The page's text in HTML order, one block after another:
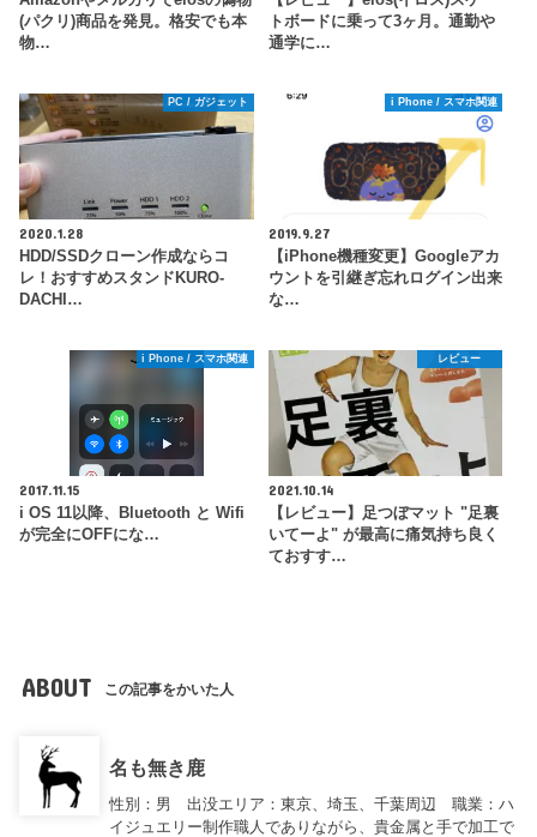
(パクリ)商品を発見。格安でも本
物…
トボードに乗って3ヶ月。通勤や
通学に…
PC / ガジェット
2020.1.28
HDD/SSDクローン作成ならコ
レ！おすすめスタンドKURO-
DACHI…
i Phone / スマホ関連
2019.9.27
【iPhone機種変更】Googleアカ
ウントを引継ぎ忘れログイン出来
な…
i Phone / スマホ関連
2017.11.15
i OS 11以降、Bluetooth と Wifi
が完全にOFFにな…
レビュー
2021.10.14
【レビュー】足つぼマット "足裏
いてーよ" が最高に痛気持ち良く
ておすす…
ABOUT この記事をかいた人
名も無き鹿
性別：男 出没エリア：東京、埼玉、千葉周辺 職業：ハ
イジュエリー制作職人でありながら、貴金属と手で加工で